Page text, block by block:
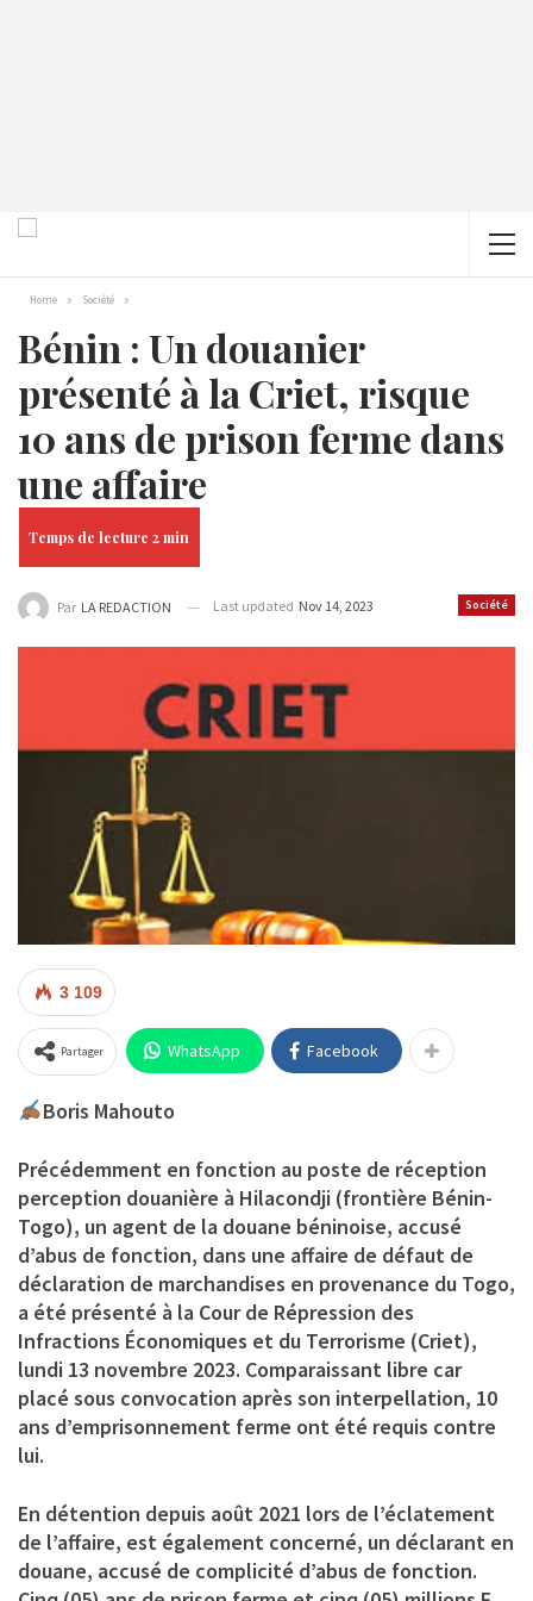
Home Société
Bénin : Un douanier
présenté à la Criet, risque
10 ans de prison ferme dans
une affaire
Société
Par LA REDACTION Last updated Nov 14, 2023
3 109
Partager WhatsApp Facebook
Boris Mahouto
Précédemment en fonction au poste de réception
perception douanière à Hilacondji (frontière Bénin-
Togo), un agent de la douane béninoise, accusé
d’abus de fonction, dans une affaire de défaut de
déclaration de marchandises en provenance du Togo,
a été présenté à la Cour de Répression des
Infractions Économiques et du Terrorisme (Criet),
lundi 13 novembre 2023. Comparaissant libre car
placé sous convocation après son interpellation, 10
ans d’emprisonnement ferme ont été requis contre
lui.
En détention depuis août 2021 lors de l’éclatement
de l’affaire, est également concerné, un déclarant en
douane, accusé de complicité d’abus de fonction.